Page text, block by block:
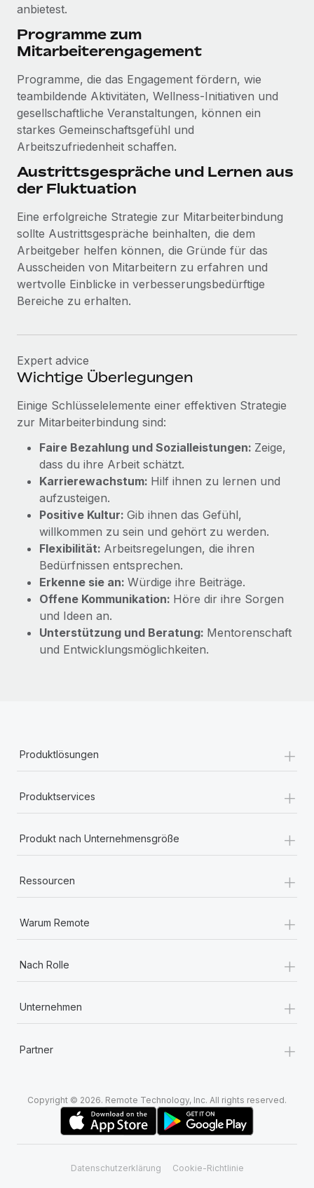
anbietest.
Programme zum
Mitarbeiterengagement
Programme, die das Engagement fördern, wie
teambildende Aktivitäten, Wellness-Initiativen und
gesellschaftliche Veranstaltungen, können ein
starkes Gemeinschaftsgefühl und
Arbeitszufriedenheit schaffen.
Austrittsgespräche und Lernen aus
der Fluktuation
Eine erfolgreiche Strategie zur Mitarbeiterbindung
sollte Austrittsgespräche beinhalten, die dem
Arbeitgeber helfen können, die Gründe für das
Ausscheiden von Mitarbeitern zu erfahren und
wertvolle Einblicke in verbesserungsbedürftige
Bereiche zu erhalten.
Expert advice
Wichtige Überlegungen
Einige Schlüsselelemente einer effektiven Strategie
zur Mitarbeiterbindung sind:
Faire Bezahlung und Sozialleistungen: Zeige,
dass du ihre Arbeit schätzt.
Karrierewachstum: Hilf ihnen zu lernen und
aufzusteigen.
Positive Kultur: Gib ihnen das Gefühl,
willkommen zu sein und gehört zu werden.
Flexibilität: Arbeitsregelungen, die ihren
Bedürfnissen entsprechen.
Erkenne sie an: Würdige ihre Beiträge.
Offene Kommunikation: Höre dir ihre Sorgen
und Ideen an.
Unterstützung und Beratung: Mentorenschaft
und Entwicklungsmöglichkeiten.
Produktlösungen +
Produktservices +
Produkt nach Unternehmensgröße +
Ressourcen +
Warum Remote +
Nach Rolle +
Unternehmen +
Partner +
Copyright © 2026. Remote Technology, Inc. All rights reserved.
Datenschutzerklärung Cookie-Richtlinie